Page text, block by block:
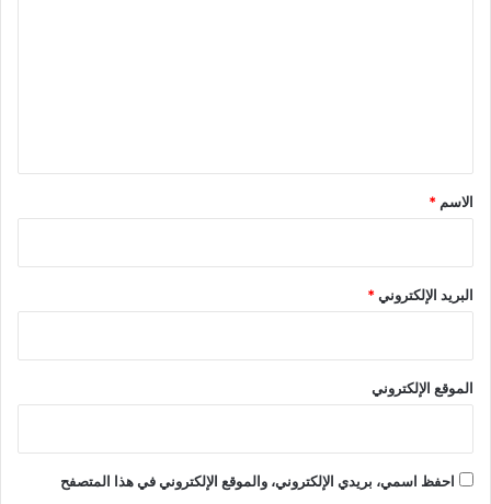
*
الاسم *
البريد الإلكتروني*
الموقع الإلكتروني
احفظ اسمي، بريدي الإلكتروني، والموقع الإلكتروني في هذا المتصفح